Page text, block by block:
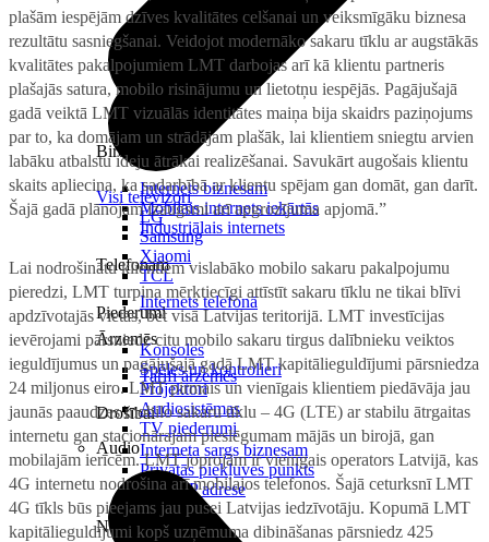
Birojam
Internets biznesam
Mobilais internets iekārtās
Industriālais internets
Telefonam
Internets telefonā
Ārzemēs
Tarifi ārzemēs
Drošībai
Interneta sargs biznesam
Privātās piekļuves punkts
Reālā IP adrese
Noderīgi
Visi televizori
LG
Samsung
Xiaomi
TCL
Piederumi
Konsoles
Spēles un kontrolieri
Projektori
Audiosistēmas
TV piederumi
Audio
plašām iespējām dzīves kvalitātes celšanai un veiksmīgāku biznesa
rezultātu sasniegšanai. Veidojot modernāko sakaru tīklu ar augstākās
kvalitātes pakalpojumiem LMT darbojas arī kā klientu partneris
plašajās satura, mobilo risinājumu un lietotņu iespējās. Pagājušajā
gadā veiktā LMT vizuālās identitātes maiņa bija skaidrs paziņojums
par to, ka domājam un strādājam plašāk, lai klientiem sniegtu arvien
labāku atbalstu ideju ātrākai realizēšanai. Savukārt augošais klientu
skaits apliecina, ka sadarbībā ar klientu spējam gan domāt, gan darīt.
Šajā gadā plānojam izaugsmi arī apgrozījuma apjomā.”
Lai nodrošinātu klientiem vislabāko mobilo sakaru pakalpojumu
pieredzi, LMT turpina mērķtiecīgi attīstīt sakaru tīklu ne tikai blīvi
apdzīvotajās vietās, bet visā Latvijas teritorijā. LMT investīcijas
ievērojami pārsniedz citu mobilo sakaru tirgus dalībnieku veiktos
ieguldījumus un pagājušajā gadā LMT kapitālieguldījumi pārsniedza
24 miljonus eiro. LMT pirmais un vienīgais klientiem piedāvāja jau
jaunās paaudzes mobilo sakaru tīklu – 4G (LTE) ar stabilu ātrgaitas
internetu gan stacionārajam pieslēgumam mājās un birojā, gan
mobilajām ierīcēm. LMT joprojām ir vienīgais operators Latvijā, kas
4G internetu nodrošina arī mobilajos telefonos. Šajā ceturksnī LMT
4G tīkls būs pieejams jau pusei Latvijas iedzīvotāju. Kopumā LMT
kapitālieguldījumi kopš uzņēmuma dibināšanas pārsniedz 425